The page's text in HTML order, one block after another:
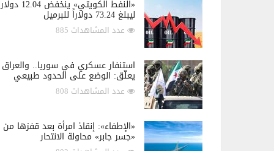
«النفط الكويتي» ينخفض
ليبلغ 73.24 دولاراً للبرميل
عدد المشاهدات 885
استنفار عسكري في سوريا.. والعراق
يعلّق: الوضع على الحدود طبيعي
عدد المشاهدات 808
«الإطفاء»: إنقاذ امرأة بعد قفزها من
«جسر جابر» محاولة الانتحار